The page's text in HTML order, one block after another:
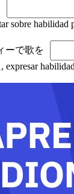
sobre habilidad
ーで歌を
habilidad